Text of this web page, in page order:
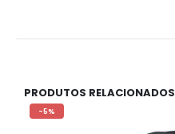
PRODUTOS RELACIONADOS
-5%